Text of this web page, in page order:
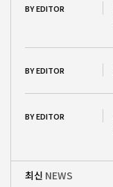
BY EDITOR
BY EDITOR
BY EDITOR
최신 NEWS